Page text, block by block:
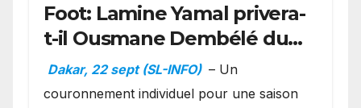
Foot: Lamine Yamal privera-
t-il Ousmane Dembélé du
Ballon d’or ?
Dakar, 22 sept (SL-INFO) – Un
couronnement individuel pour une saison